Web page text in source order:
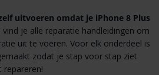
uitvoeren omdat je iPhone 8 Plus
vind je alle reparatie handleidingen om
uit te voeren. Voor elk onderdeel is
zodat je stap voor stap ziet
repareren!